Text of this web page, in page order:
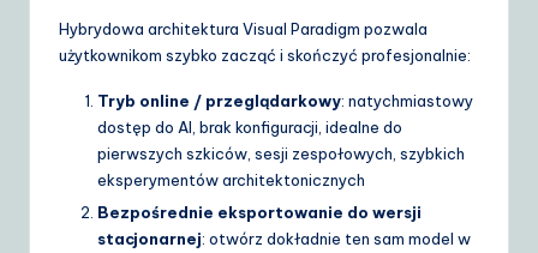
Hybrydowa architektura Visual Paradigm pozwala
użytkownikom szybko zacząć i skończyć profesjonalnie:
Tryb online / przeglądarkowy: natychmiastowy
dostęp do AI, brak konfiguracji, idealne do
pierwszych szkiców, sesji zespołowych, szybkich
eksperymentów architektonicznych
Bezpośrednie eksportowanie do wersji
stacjonarnej: otwórz dokładnie ten sam model w